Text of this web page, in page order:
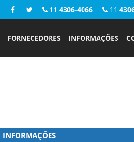
11
11 4306-4066
FORNECEDORES INFORMAÇÕES
INFORMAÇÕES